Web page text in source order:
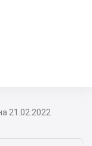
21.02.2022